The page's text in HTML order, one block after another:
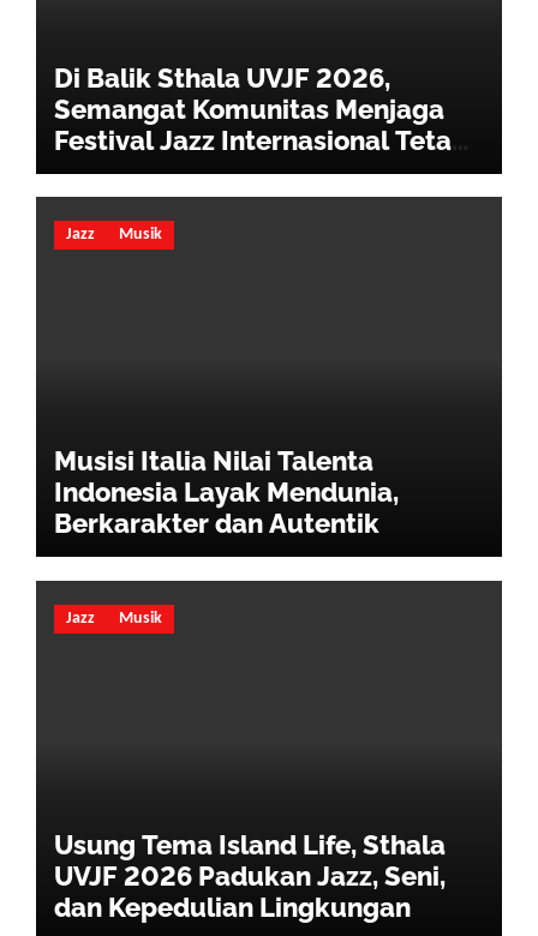
Di Balik Sthala UVJF 2026,
Semangat Komunitas Menjaga
Festival Jazz Internasional Tetap
Hidup
Jazz Musik
Musisi Italia Nilai Talenta
Indonesia Layak Mendunia,
Berkarakter dan Autentik
Jazz Musik
Usung Tema Island Life, Sthala
UVJF 2026 Padukan Jazz, Seni,
dan Kepedulian Lingkungan